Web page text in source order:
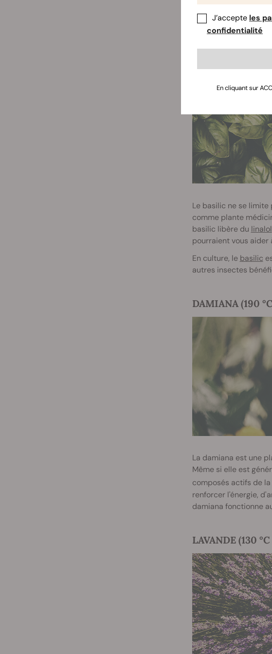
vous essayez de
ce qui signifie
BASILIC (130 °C
Le basilic ne se
comme plante
basilic libère du linalol
pourraient vous aider
En culture, le basilic
autres insectes
DAMIANA (190
La damiana est une
Même si elle est
composés actifs de
renforcer l'énergie,
damiana fonctionne
LAVANDE (130
J’accepte les
confidentialité
En cliquant sur